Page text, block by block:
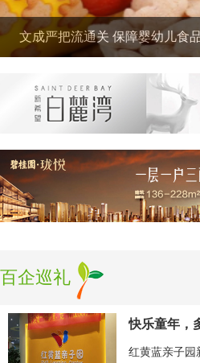
为什么老大和老二总有干不完
百企巡礼
快乐童年，
红黄蓝亲子园